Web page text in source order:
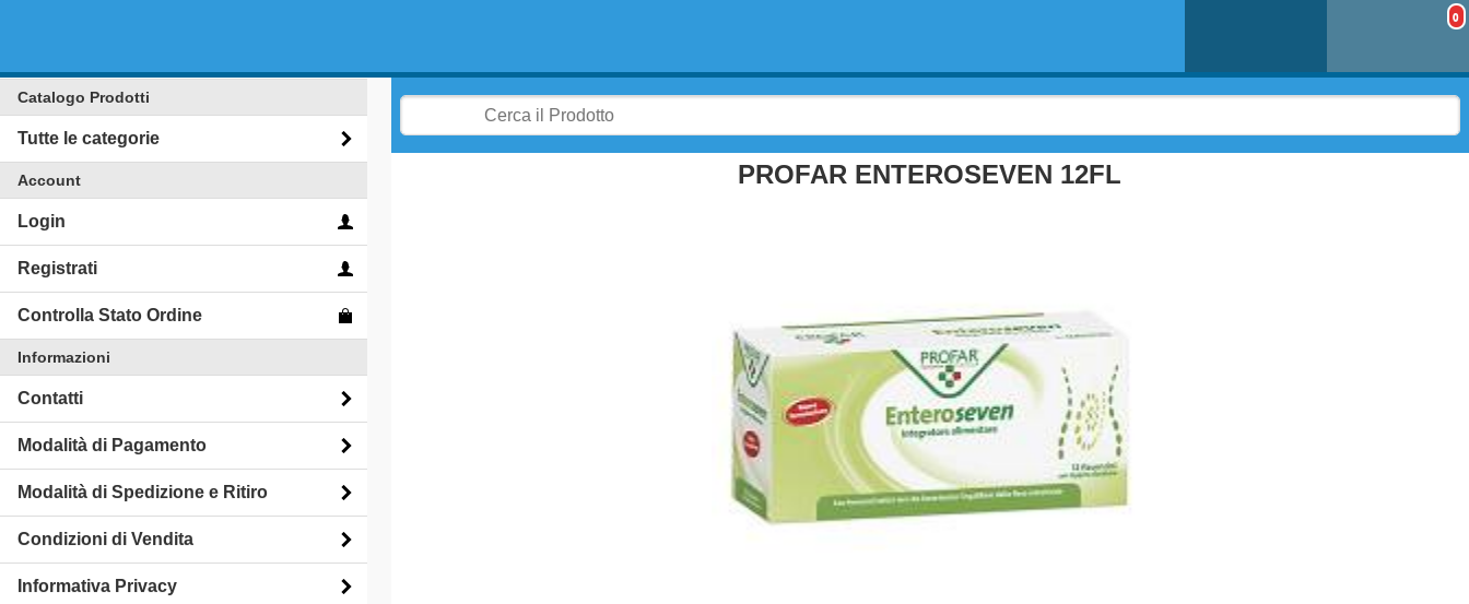
0
PROFAR ENTEROSEVEN 12FL
Catalogo Prodotti
Tutte le categorie
Account
Login
Registrati
Controlla Stato Ordine
Informazioni
Contatti
Modalità di Pagamento
Modalità di Spedizione e Ritiro
Condizioni di Vendita
Informativa Privacy